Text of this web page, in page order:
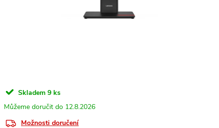
Skladem 9 ks
12.8.2026
Možnosti doručení